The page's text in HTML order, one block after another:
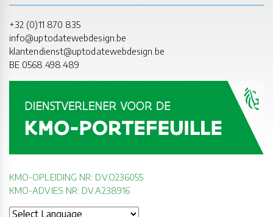
+32 (0)11 870 835
info@uptodatewebdesign.be
klantendienst@uptodatewebdesign.be
BE 0568.498.489
KMO-OPLEIDING NR: DV.O236055
KMO-ADVIES NR: DV.A238916